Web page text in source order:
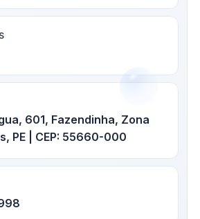
601, Fazendinha, Zona
PE | CEP: 55660-000